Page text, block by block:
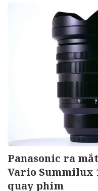
Panasonic ra
Vario Summilux
quay phim